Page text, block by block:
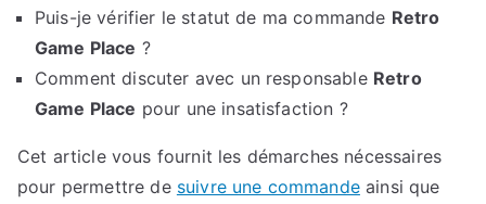
Puis-je vérifier le statut de ma commande Retro
Game Place ?
Comment discuter avec un responsable Retro
Game Place pour une insatisfaction ?
Cet article vous fournit les démarches nécessaires
pour permettre de suivre une commandeainsi que